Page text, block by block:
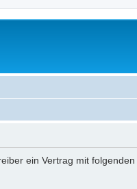
ein Vertrag mit